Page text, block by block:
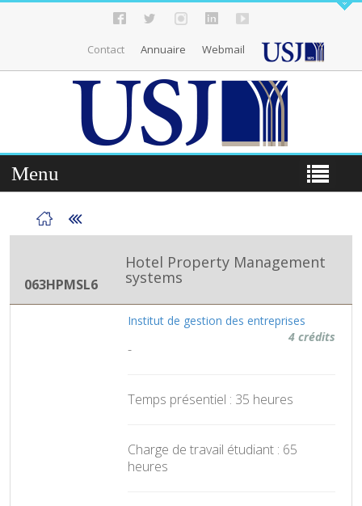
Contact Annuaire Webmail
Menu
063HPMSL6
Hotel Property Management
systems
Institut de gestion des entreprises
4 crédits
-
Temps présentiel : 35 heures
Charge de travail étudiant : 65
heures